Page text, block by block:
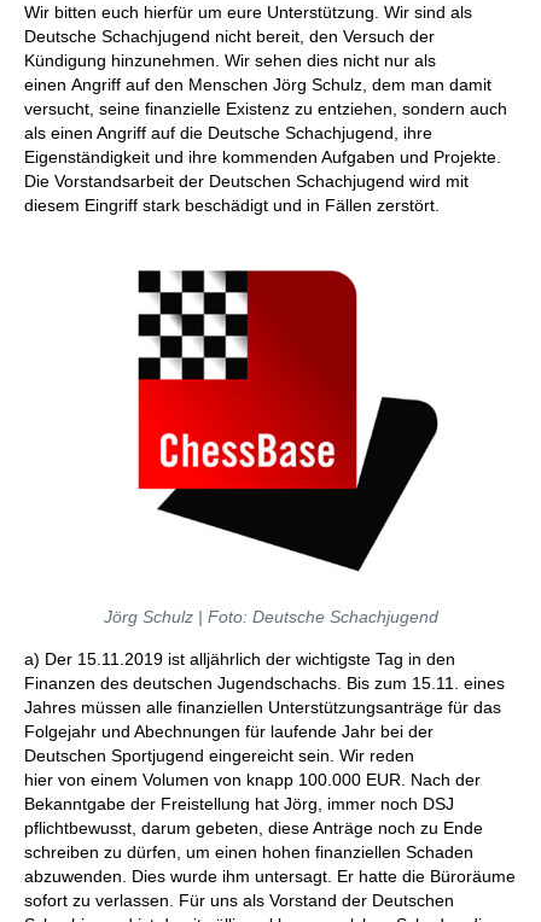
Wir bitten euch hierfür um eure Unterstützung. Wir sind als
Deutsche Schachjugend nicht bereit, den Versuch der
Kündigung hinzunehmen. Wir sehen dies nicht nur als
einen Angriff auf den Menschen Jörg Schulz, dem man damit
versucht, seine finanzielle Existenz zu entziehen, sondern auch
als einen Angriff auf die Deutsche Schachjugend, ihre
Eigenständigkeit und ihre kommenden Aufgaben und Projekte.
Die Vorstandsarbeit der Deutschen Schachjugend wird mit
diesem Eingriff stark beschädigt und in Fällen zerstört.
Jörg Schulz | Foto: Deutsche Schachjugend
a) Der 15.11.2019 ist alljährlich der wichtigste Tag in den
Finanzen des deutschen Jugendschachs. Bis zum 15.11. eines
Jahres müssen alle finanziellen Unterstützungsanträge für das
Folgejahr und Abechnungen für laufende Jahr bei der
Deutschen Sportjugend eingereicht sein. Wir reden
hier von einem Volumen von knapp 100.000 EUR. Nach der
Bekanntgabe der Freistellung hat Jörg, immer noch DSJ
pflichtbewusst, darum gebeten, diese Anträge noch zu Ende
schreiben zu dürfen, um einen hohen finanziellen Schaden
abzuwenden. Dies wurde ihm untersagt. Er hatte die Büroräume
sofort zu verlassen. Für uns als Vorstand der Deutschen